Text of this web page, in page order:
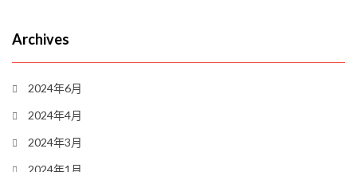
Archives
2024年6月
2024年4月
2024年3月
2024年1月